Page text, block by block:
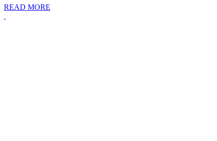
READ MORE